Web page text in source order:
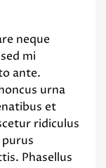
neque
mi
ante.
urna
et
ridiculus
Phasellus